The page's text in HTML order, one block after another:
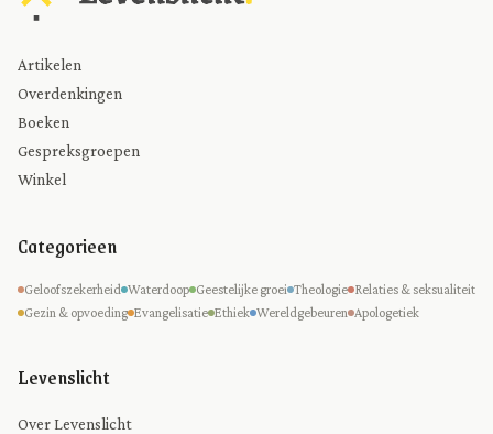
Artikelen
Overdenkingen
Boeken
Gespreksgroepen
Winkel
Categorieen
Geloofszekerheid Waterdoop Geestelijke groei Theologie Relaties & seksualiteit
Gezin & opvoeding Evangelisatie Ethiek Wereldgebeuren Apologetiek
Levenslicht
Over Levenslicht